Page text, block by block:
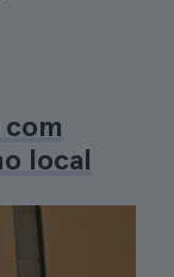
com
local